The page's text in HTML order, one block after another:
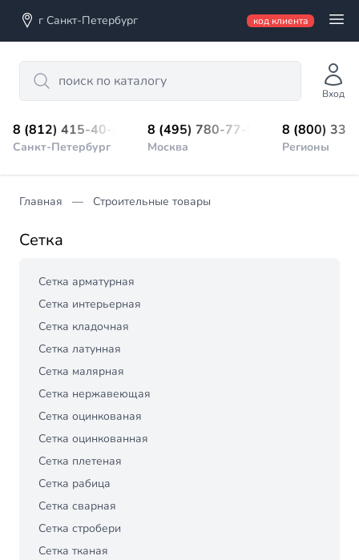
г Санкт-Петербург код клиента
Search
Вход
8 (812) 415-40-45
Санкт-Петербург
8 (495) 780-77-98
Москва
8 (800)
Регионы
Главная Строительные товары
Сетка
Сетка арматурная
Сетка интерьерная
Сетка кладочная
Сетка латунная
Сетка малярная
Сетка нержавеющая
Сетка оцинкованая
Сетка оцинкованная
Сетка плетеная
Сетка рабица
Сетка сварная
Сетка стробери
Сетка тканая